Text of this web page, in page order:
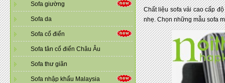
Sofa giường
Sofa da
Sofa cổ điển
Sofa tân cổ điển Châu Âu
Sofa thư giãn
Sofa nhập khẩu Malaysia
Chất liệu sofa vải cao cấp
nhẹ. Chọn những mẫu sofa